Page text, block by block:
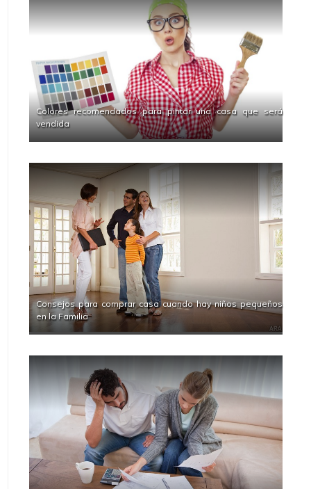
Colores recomendados para pintar una casa que será
vendida
Consejos para comprar casa cuando hay niños pequeños
en la Familia